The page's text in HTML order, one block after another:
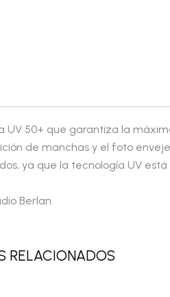
50+ que garantiza la
de manchas y el foto
ya que la tecnología UV está
Berlan.
RELACIONADOS